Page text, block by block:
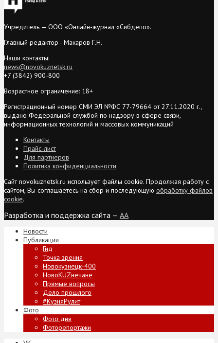
Учредитель — ООО «Онлайн-журнал «Сибдепо».
Главный редактор - Макаров Г.Н.
Наши контакты:
news@novokuznetsk.ru
+7 (3842) 900-800
Возрастное ограничение: 18+
Регистрационный номер СМИ ЭЛ №ФС 77-79664 от 27.11.2020 г.,
выдано Федеральной службой по надзору в сфере связи,
информационных технологий и массовых коммуникаций
Контакты
Прайс-лист
Для партнеров
Политика конфиденциальности
Сайт novokuznetsk.ru использует файлы cookie. Продолжая работу с
сайтом, Вы соглашаетесь на сбор и последующую обработку файлов
cookie.
Разработка и поддержка сайта — AA
Новости
Публикации
Гид
Точка зрения
Новокузнецк-400
НовоKUZнечане
Прямые вопросы
Дело прошлого
#КузняРулит
Фото
Фото дня
Фоторепортажи